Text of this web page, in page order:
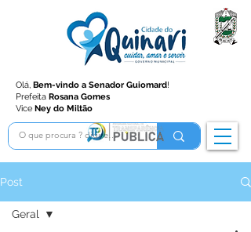
Olá, Bem-vindo a Senador Guiomard!
Prefeita Rosana Gomes
Vice Ney do Miltão
Post
Geral